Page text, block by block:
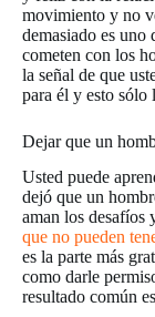
movimiento y no
demasiado es uno
cometen con los
la señal de que
para él y esto sólo
Dejar que un
Usted puede
dejó que un
aman los desafíos
que no pueden
es la parte más
como darle
resultado común